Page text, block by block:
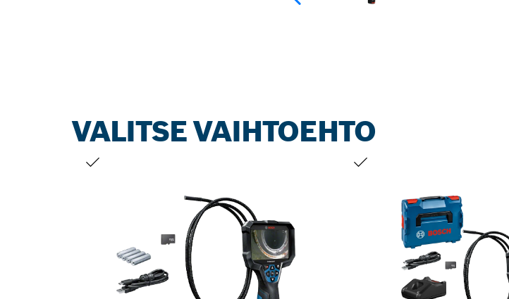
VALITSE VAIHTOEHTO